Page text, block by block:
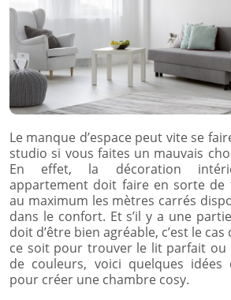
Le manque d’espace peut vite se
studio si vous faites un mauvais
En effet, la décoration
appartement doit faire en sorte
au maximum les mètres carrés
dans le confort. Et s’il y a une
doit d’être bien agréable, c’est le
ce soit pour trouver le lit parfait ou
de couleurs, voici quelques idées
pour créer une chambre cosy.